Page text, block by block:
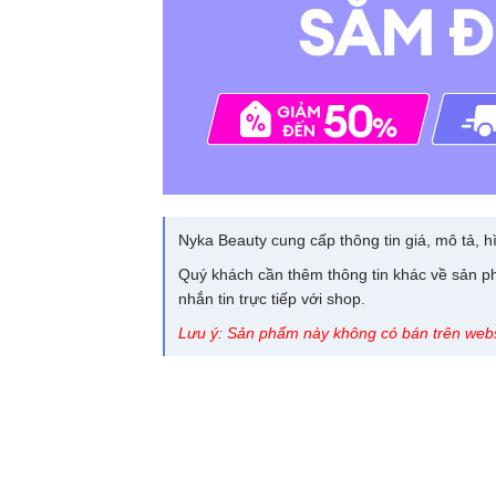
Nyka Beauty cung cấp thông tin giá, mô tả,
Quý khách cần thêm thông tin khác về sản
nhắn tin trực tiếp với shop.
Lưu ý: Sản phẩm này không có bán trên